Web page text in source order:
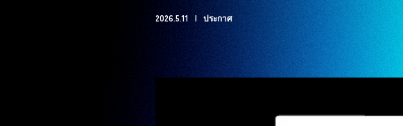
2026.5.11 ประกาศ